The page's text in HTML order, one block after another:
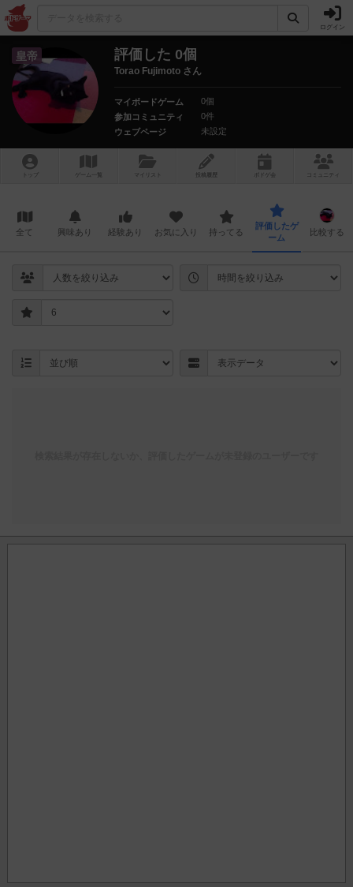
ログイン
皇帝 評価した 0個
Torao Fujimoto さん
マイボードゲーム
0個
参加コミュニティ
0件
ウェブページ
未設定
トップ ゲーム一覧 マイリスト 投稿履歴 ボ ドゲ コミュニティ
全て 興味あり 経験あり お気に入り 持ってる
評価したゲ
ーム
比較する